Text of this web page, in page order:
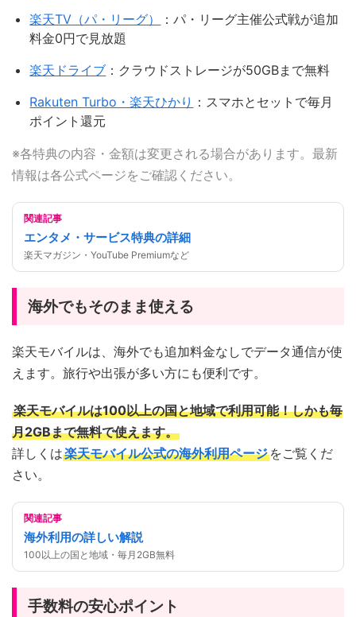
楽天TV（パ・リーグ）
：パ・リーグ主催公式戦が追加
料金0円で見放題
楽天ドライブ ：クラウドストレージが50GBまで無料
Rakuten Turbo・楽天ひかり ：スマホとセットで毎月
ポイント還元
※各特典の内容・金額は変更される場合があります。最新
情報は各公式ページをご確認ください。
関連記事
エンタメ・サービス特典の詳細
楽天マガジン・YouTube Premiumなど
海外でもそのまま使える
楽天モバイルは、海外でも追加料金なしでデータ通信が使
えます。旅行や出張が多い方にも便利です。
楽天モバイルは100以上の国と地域で利用可能！しかも毎
月2GBまで無料で使えます。
詳しくは楽天モバイル公式の海外利用ページ をご覧くだ
さい。
関連記事
海外利用の詳しい解説
100以上の国と地域・毎月2GB無料
手数料の安心ポイント